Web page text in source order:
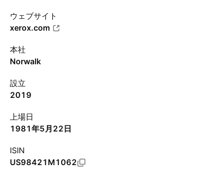
ウェブサイト
xerox.com
本社
Norwalk
設立
2019
上場日
1981年5月22日
ISIN
US98421M1062